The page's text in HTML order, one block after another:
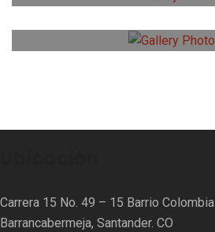
Carrera 15 No. 49 – 15 Barrio Colombia
Barrancabermeja, Santander. CO